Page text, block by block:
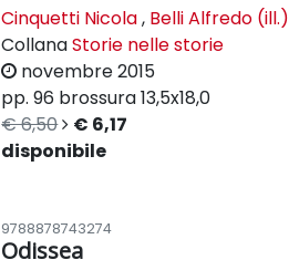
Cinquetti Nicola, Belli Alfredo (ill.)
CollanaStorie nelle storie
novembre 2015
pp. 96 brossura13,5x18,0
€ 6,50
€ 6,17
disponibile
9788878743274
Odissea